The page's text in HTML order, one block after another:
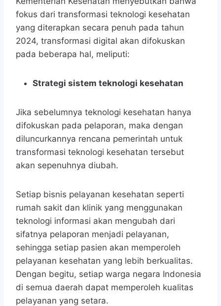
fokus dari transformasi teknologi kesehatan
yang diterapkan secara penuh pada tahun
2024, transformasi digital akan difokuskan
pada beberapa hal, meliputi:
Strategi sistem teknologi kesehatan
Jika sebelumnya teknologi kesehatan hanya
difokuskan pada pelaporan, maka dengan
diluncurkannya rencana pemerintah untuk
transformasi teknologi kesehatan tersebut
akan sepenuhnya diubah.
Setiap bisnis pelayanan kesehatan seperti
rumah sakit dan klinik yang menggunakan
teknologi informasi akan mengubah dari
sifatnya pelaporan menjadi pelayanan,
sehingga setiap pasien akan memperoleh
pelayanan kesehatan yang lebih berkualitas.
Dengan begitu, setiap warga negara Indonesia
di semua daerah dapat memperoleh kualitas
pelayanan yang setara.